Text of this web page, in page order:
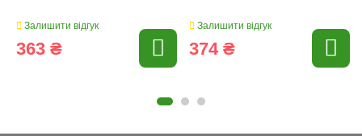
Залишити відгук
363 ₴
Залишити відгук
374 ₴